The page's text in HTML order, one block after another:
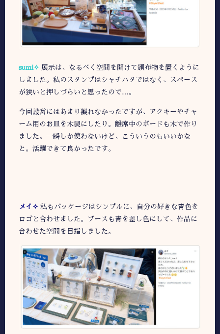
sumi✧ 展示は、なるべく空間を開けて頒布物を置くように
しました。私のスタンプはシャチハタではなく、スペース
が狭いと押しづらいと思ったので…。
今回設営にはあまり凝れなかったですが、アクキーやチャ
ーム用のお皿を木製にしたり。離席中のボードも木で作り
ました。一瞬しか使わないけど、こういうのもいいかな
と。活躍できて良かったです。
メイ✧ 私もパッケージはシンプルに、自分の好きな青色を
ロゴと合わせました。ブースも青を差し色にして、作品に
合わせた空間を目指しました。